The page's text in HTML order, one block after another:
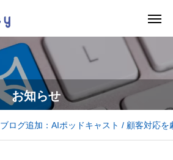
お知らせ
ブログ追加：AIポッドキャスト / 顧客対応を